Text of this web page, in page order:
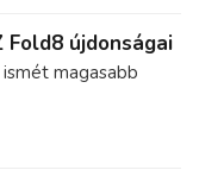
Fold8 újdonságai
magasabb